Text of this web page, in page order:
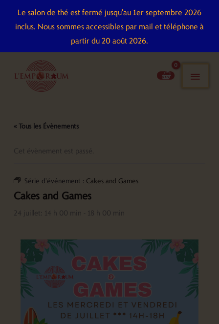
Le salon de thé est fermé jusqu'au 1er septembre 2026
inclus. Nous sommes accessibles par mail et téléphone à
partir du 20 août 2026.
contenu
« Tous les Évènements
Cet évènement est passé.
Série d'événement : Cakes and Games
Cakes and Games
24 juillet: 14 h 00 min - 18 h 00 min